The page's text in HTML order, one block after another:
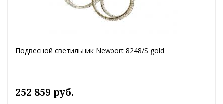
Подвесной светильник Newport 8248/S gold
252 859 руб.